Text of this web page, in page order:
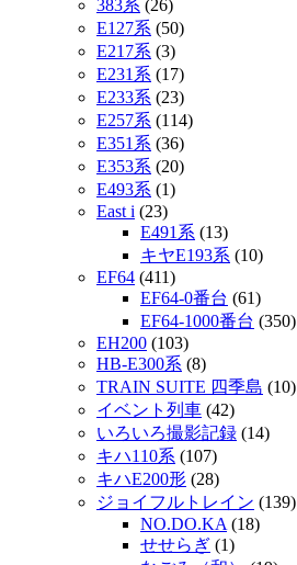
383系 (26)
E127系 (50)
E217系 (3)
E231系 (17)
E233系 (23)
E257系 (114)
E351系 (36)
E353系 (20)
E493系 (1)
East i (23)
E491系 (13)
キヤE193系 (10)
EF64 (411)
EF64-0番台 (61)
EF64-1000番台 (350)
EH200 (103)
HB-E300系 (8)
TRAIN SUITE 四季島 (10)
イベント列車 (42)
いろいろ撮影記録 (14)
キハ110系 (107)
キハE200形 (28)
ジョイフルトレイン (139)
NO.DO.KA (18)
せせらぎ (1)